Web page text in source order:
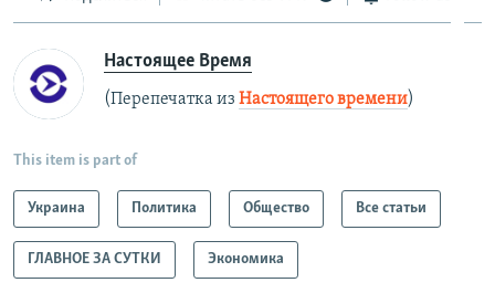
Настоящее Время
(Перепечатка из Настоящего времени)
This item is part of
Украина Политика Общество Все статьи
ГЛАВНОЕ ЗА СУТКИ Экономика